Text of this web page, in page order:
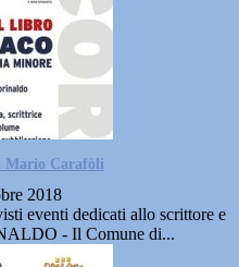
Mario Carafòli
2018
eventi dedicati allo scrittore e
- Il Comune di...